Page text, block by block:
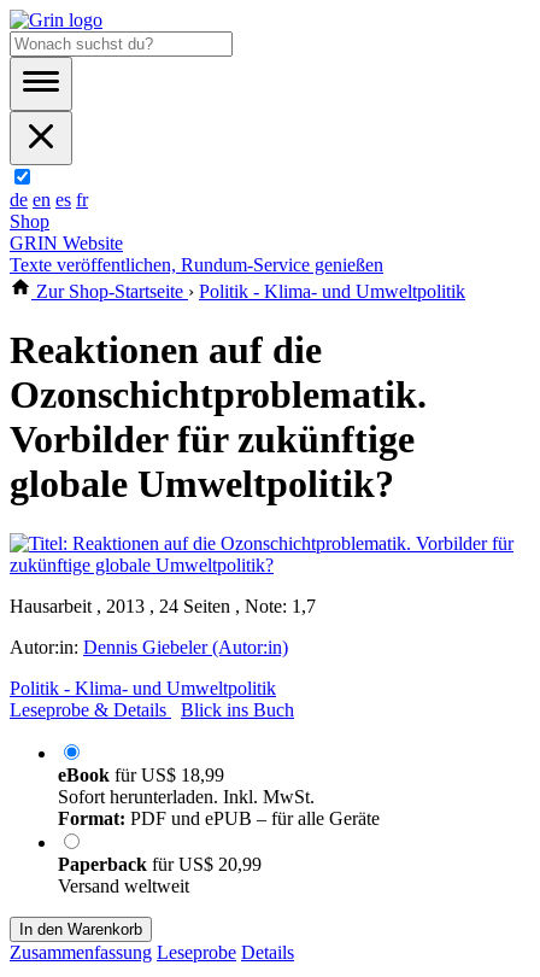
de en es fr
Shop
GRIN Website
Texte veröffentlichen, Rundum-Service genießen
Zur Shop-Startseite › Politik - Klima- und Umweltpolitik
Reaktionen auf die
Ozonschichtproblematik.
Vorbilder für zukünftige
globale Umweltpolitik?
Hausarbeit , 2013 , 24 Seiten , Note: 1,7
Autor:in: Dennis Giebeler (Autor:in)
Politik - Klima- und Umweltpolitik
Leseprobe & Details
Blick ins Buch
eBook fürUS$ 18,99
Sofort herunterladen. Inkl. MwSt.
Format: PDF und ePUB – für alle Geräte
Paperback fürUS$ 20,99
Versand weltweit
In den Warenkorb
Zusammenfassung Leseprobe Details